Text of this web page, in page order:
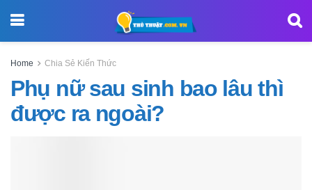
Home Chia Sẻ Kiến Thức
Phụ nữ sau sinh bao lâu thì
được ra ngoài?